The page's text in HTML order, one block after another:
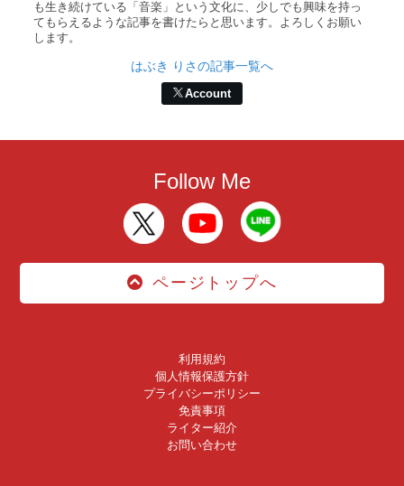
も生き続けている「音楽」という文化に、少しでも興味を持っ
てもらえるような記事を書けたらと思います。よろしくお願い
します。
はぶき りさの記事一覧へ
Account
Follow Me
ページトップへ
利用規約
個人情報保護方針
プライバシーポリシー
免責事項
ライター紹介
お問い合わせ